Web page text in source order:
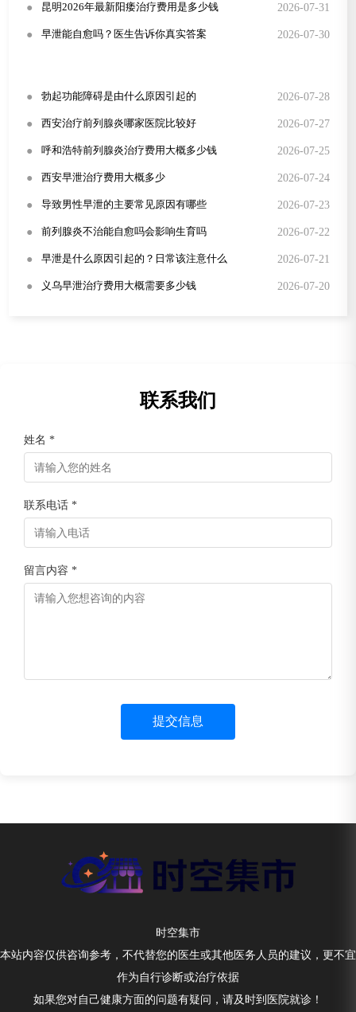
● 昆明2026年最新阳痿治疗费用是多少钱 2026-07-31
● 早泄能自愈吗？医生告诉你真实答案 2026-07-30
● 勃起功能障碍是由什么原因引起的 2026-07-28
● 西安治疗前列腺炎哪家医院比较好 2026-07-27
● 呼和浩特前列腺炎治疗费用大概多少钱 2026-07-25
● 西安早泄治疗费用大概多少 2026-07-24
● 导致男性早泄的主要常见原因有哪些 2026-07-23
● 前列腺炎不治能自愈吗会影响生育吗 2026-07-22
● 早泄是什么原因引起的？日常该注意什么 2026-07-21
● 义乌早泄治疗费用大概需要多少钱 2026-07-20
联系我们
姓名 *
联系电话 *
留言内容 *
提交信息
时空集市
本站内容仅供咨询参考，不代替您的医生或其他医务人员的建议，更不宜
作为自行诊断或治疗依据
如果您对自己健康方面的问题有疑问，请及时到医院就诊！